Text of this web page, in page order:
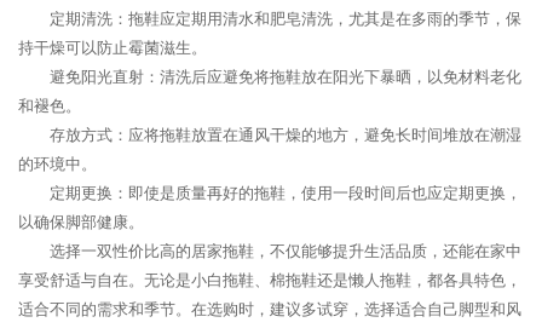
定期清洗：拖鞋应定期用清水和肥皂清洗，尤其是在多雨的季节，保
持干燥可以防止霉菌滋生。
避免阳光直射：清洗后应避免将拖鞋放在阳光下暴晒，以免材料老化
和褪色。
存放方式：应将拖鞋放置在通风干燥的地方，避免长时间堆放在潮湿
的环境中。
定期更换：即使是质量再好的拖鞋，使用一段时间后也应定期更换，
以确保脚部健康。
选择一双性价比高的居家拖鞋，不仅能够提升生活品质，还能在家中
享受舒适与自在。无论是小白拖鞋、棉拖鞋还是懒人拖鞋，都各具特色，
适合不同的需求和季节。在选购时，建议多试穿，选择适合自己脚型和风